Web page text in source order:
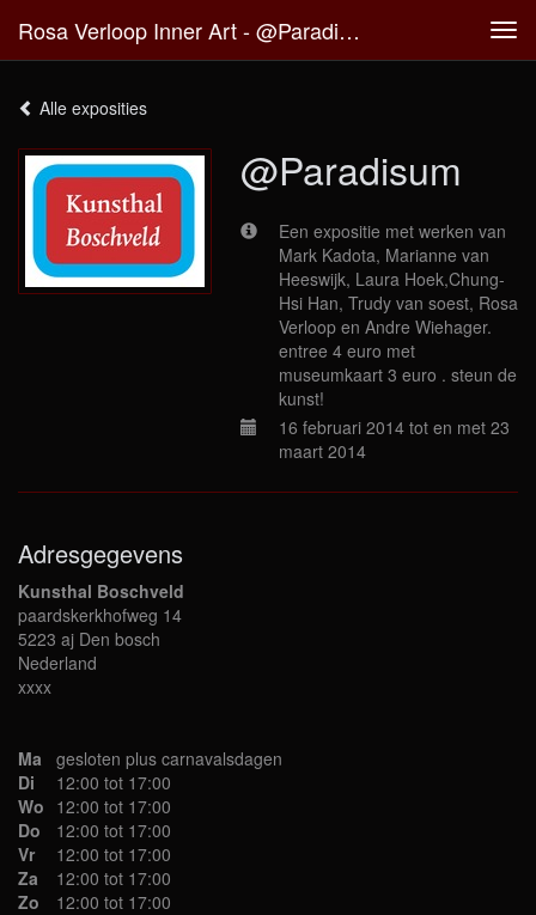
Rosa Verloop Inner Art - @Paradisum
Alle exposities
@Paradisum
Een expositie met werken van
Mark Kadota, Marianne van
Heeswijk, Laura Hoek,Chung-
Hsi Han, Trudy van soest, Rosa
Verloop en Andre Wiehager.
entree 4 euro met
museumkaart 3 euro . steun de
kunst!
16 februari 2014 tot en met 23
maart 2014
Adresgegevens
Kunsthal Boschveld
paardskerkhofweg 14
5223 aj Den bosch
Nederland
xxxx
Ma
gesloten plus carnavalsdagen
Di
12:00 tot 17:00
Wo 12:00 tot 17:00
Do
12:00 tot 17:00
Vr
12:00 tot 17:00
Za
12:00 tot 17:00
Zo
12:00 tot 17:00